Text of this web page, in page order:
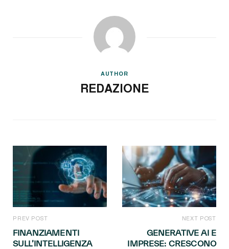
AUTHOR
REDAZIONE
PREV POST
FINANZIAMENTI
SULL’INTELLIGENZA
NEXT POST
GENERATIVE AI E
IMPRESE: CRESCONO